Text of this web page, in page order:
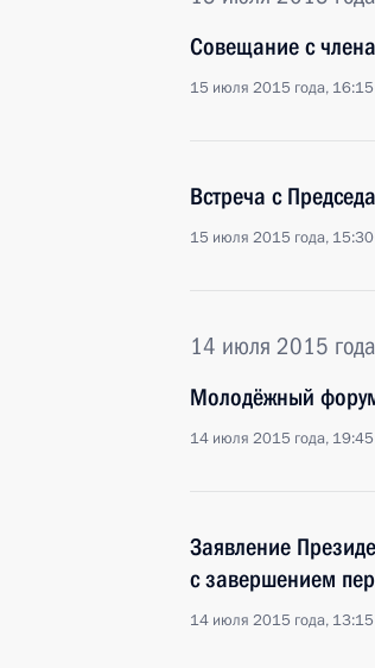
Совещание с
15 июля 2015 года, 16:15
Встреча с
15 июля 2015 года, 15:30
14 июля 2015
Молодёжный
14 июля 2015 года, 19:45
Заявление
с завершением
14 июля 2015 года, 13:15